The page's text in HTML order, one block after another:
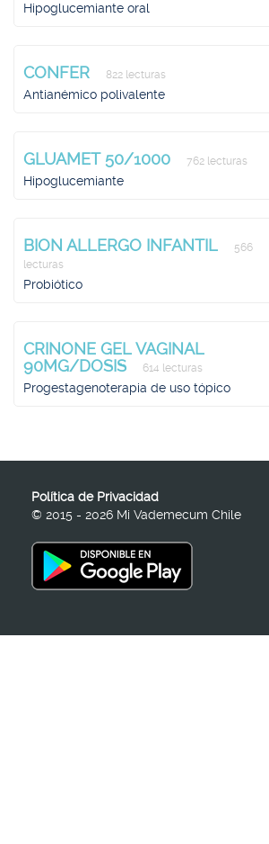
Hipoglucemiante oral
CONFER 822 lecturas
Antianémico polivalente
GLUAMET 50/1000 762 lecturas
Hipoglucemiante
BION ALLERGO INFANTIL
566
lecturas
Probiótico
CRINONE GEL VAGINAL
90MG/DOSIS
614 lecturas
Progestagenoterapia de uso tópico
Política de Privacidad
© 2015 - 2026 Mi Vademecum Chile